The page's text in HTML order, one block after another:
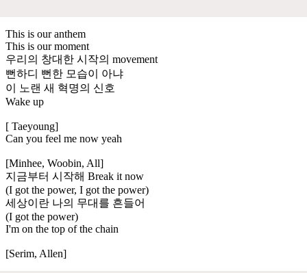
This is our anthem
This is our moment
우리의 창대한 시작의 movement
뻔하디 뻔한 모습이 아냐
이 노랜 새 혁명의 신호
Wake up
[ Taeyoung]
Can you feel me now yeah
[Minhee, Woobin, All]
지금부터 시작해 Break it now
(I got the power, I got the power)
세상이란 나의 무대를 흔들어
(I got the power)
I'm on the top of the chain
[Serim, Allen]